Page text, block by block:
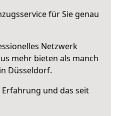
für Sie genau
Netzwerk
mehr bieten als manch
Düsseldorf.
Erfahrung und das seit